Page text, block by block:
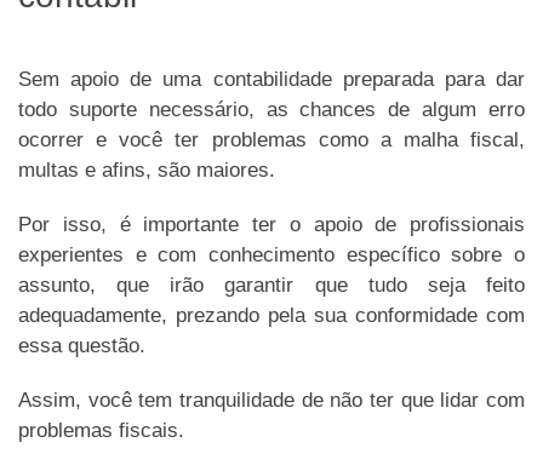
Sem apoio de uma contabilidade preparada para dar
todo suporte necessário, as chances de algum erro
ocorrer e você ter problemas como a malha fiscal,
multas e afins, são maiores.
Por isso, é importante ter o apoio de profissionais
experientes e com conhecimento específico sobre o
assunto, que irão garantir que tudo seja feito
adequadamente, prezando pela sua conformidade com
essa questão.
Assim, você tem tranquilidade de não ter que lidar com
problemas fiscais.